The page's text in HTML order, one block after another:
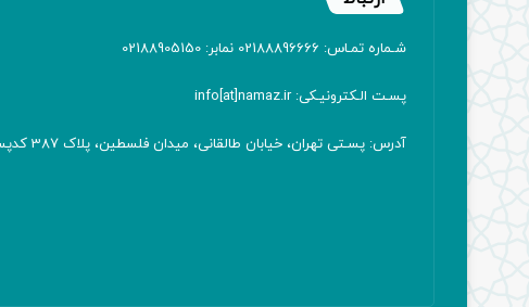
شـماره تمـاس: 02188896666 نمابر: 02188905150
پسـت الـکترونیـکی: info[at]namaz.ir
آدرس: پسـتی تهران، خیابان طالقانی، میدان فلسطین، پلاک 387 کدپستی: ۱۴۱۶۷۱۳۸۱۱